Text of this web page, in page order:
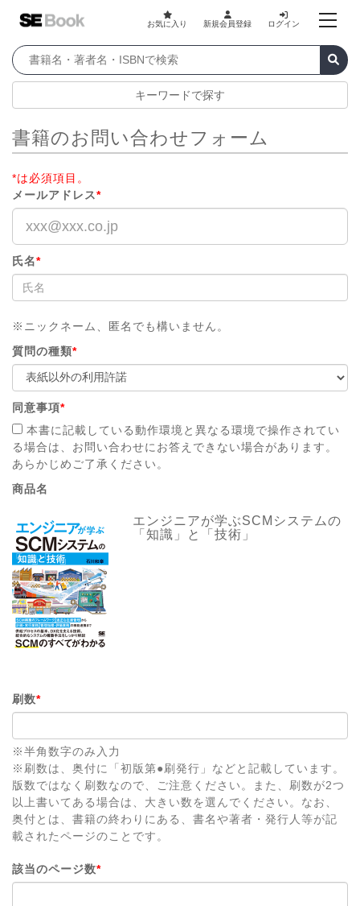
お気に入り 新規会員登録 ログイン
キーワードで探す
書籍のお問い合わせフォーム
*は必須項目。
メールアドレス*
氏名*
※ニックネーム、匿名でも構いません。
質問の種類*
同意事項*
本書に記載している動作環境と異なる環境で操作されてい
る場合は、お問い合わせにお答えできない場合があります。
あらかじめご了承ください。
商品名
エンジニアが学ぶSCMシステムの
「知識」と「技術」
刷数*
※半角数字のみ入力
※刷数は、奥付に「初版第●刷発行」などと記載しています。
版数ではなく刷数なので、ご注意ください。また、刷数が2つ
以上書いてある場合は、大きい数を選んでください。なお、
奥付とは、書籍の終わりにある、書名や著者・発行人等が記
載されたページのことです。
該当のページ数*